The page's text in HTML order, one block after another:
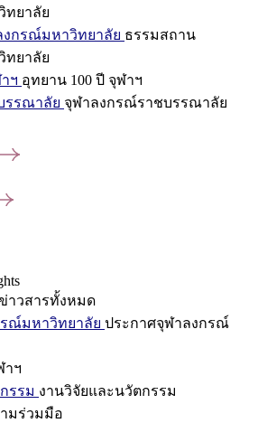
ทยาลัย
กรณ์มหาวิทยาลัย ธรรมสถาน
ทยาลัย
ฯ อุทยาน 100 ปี จุฬาฯ
รรณาลัย จุฬาลงกรณ์ราชบรรณาลัย
าวสารทั้งหมด
ณ์มหาวิทยาลัย ประกาศจุฬาลงกรณ์
าฯ
รรม งานวิจัยและนวัตกรรม
มร่วมมือ